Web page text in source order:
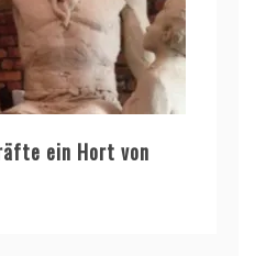
ein Hort von